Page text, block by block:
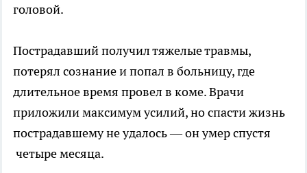
головой.
Пострадавший получил тяжелые травмы,
потерял сознание и попал в больницу, где
длительное время провел в коме. Врачи
приложили максимум усилий, но спасти жизнь
пострадавшему не удалось — он умер спустя
четыре месяца.